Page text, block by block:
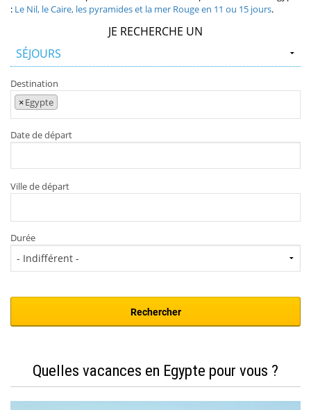
: Le Nil, le Caire, les pyramides et la mer Rouge en 11 ou 15 jours.
JE RECHERCHE UN
Destination
×Egypte
Date de départ
Ville de départ
Durée
Quelles vacances en Egypte pour vous ?